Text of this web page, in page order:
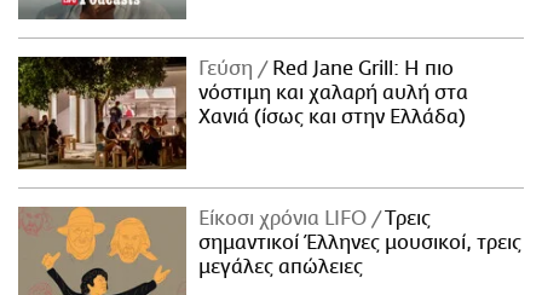
Γεύση
Red Jane Grill: Η πιο
νόστιμη και χαλαρή αυλή στα
Χανιά (ίσως και στην Ελλάδα)
Είκοσι χρόνια LIFO
Tρεις
σημαντικοί Έλληνες μουσικοί, τρεις
μεγάλες απώλειες